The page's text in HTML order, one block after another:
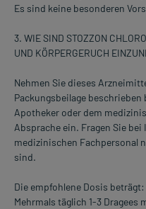
Es sind keine besonderen
3. WIE SIND STOZZON
UND KÖRPERGERUCH
Nehmen Sie dieses
Packungsbeilage
Apotheker oder dem
Absprache ein. Fragen Sie
medizinischen Fachpersonal
sind.
Die empfohlene Dosis beträgt:
Mehrmals täglich 1-3